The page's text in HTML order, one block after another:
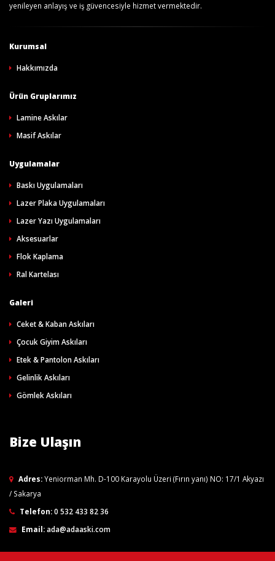
yenileyen anlayış ve iş güvencesiyle hizmet vermektedir.
Kurumsal
Hakkımızda
Ürün Gruplarımız
Lamine Askılar
Masif Askılar
Uygulamalar
Baskı Uygulamaları
Lazer Plaka Uygulamaları
Lazer Yazı Uygulamaları
Aksesuarlar
Flok Kaplama
Ral Kartelası
Galeri
Ceket & Kaban Askıları
Çocuk Giyim Askıları
Etek & Pantolon Askıları
Gelinlik Askıları
Gömlek Askıları
Bize Ulaşın
Adres:Yeniorman Mh. D-100 Karayolu Üzeri (Fırın yanı) NO: 17/1 Akyazı
/ Sakarya
Telefon:0 532 433 82 36
Email:ada@adaaski.com